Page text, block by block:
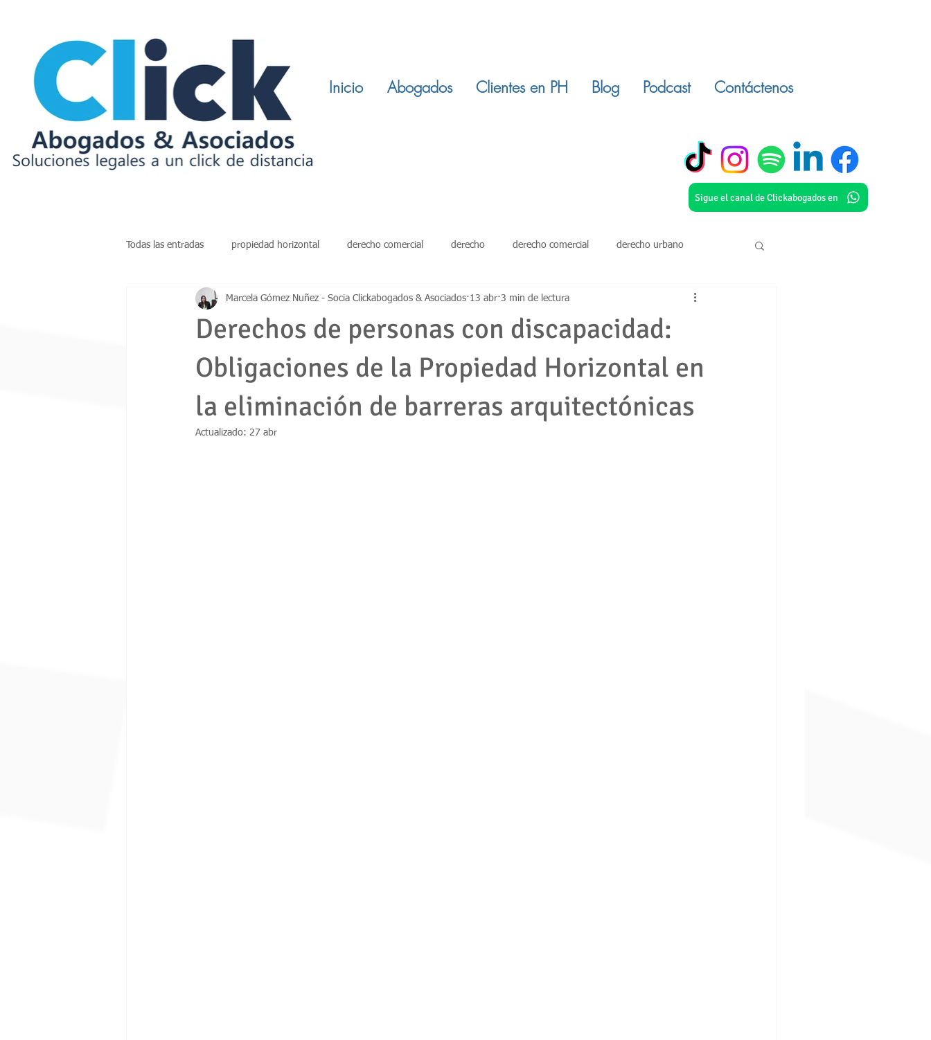
Inicio Abogados Clientes en PH Blog Podcast Contáctenos
Sigue el canal de Clickabogados en
Todas las entradas propiedad horizontal derecho comercial derecho derecho comercial derecho urbano
insolvencia deudas arrendamientos restitucion inmuebles ley 820 de 2003 inmuebles
economia solidaria fondo de empleados cooperativas tributario impuestos protección consumidor vivienda
Ley 1480 de 2011 ley 675 de 2001 empresas accion de tutela pymes derecho laboral Derecho penal
Derechos de personas con discapacidad:
Obligaciones de la Propiedad Horizontal en
la eliminación de barreras arquitectónicas
Marcela Gómez Nuñez - Socia Clickabogados & Asociados 13 abr 3 min de lectura
Actualizado: 27 abr